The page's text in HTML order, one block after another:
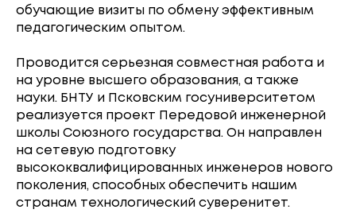
обучающие визиты по обмену эффективным
педагогическим опытом.
Проводится серьезная совместная работа и
на уровне высшего образования, а также
науки. БНТУ и Псковским госуниверситетом
реализуется проект Передовой инженерной
школы Союзного государства. Он направлен
на сетевую подготовку
высококвалифицированных инженеров нового
поколения, способных обеспечить нашим
странам технологический суверенитет.